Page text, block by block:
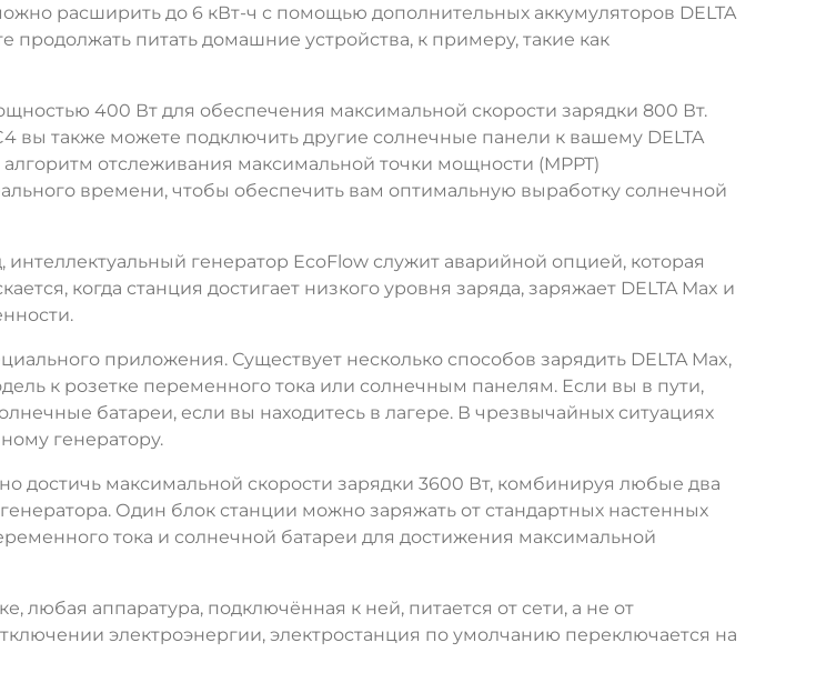
расширить до 6 кВт-ч с помощью дополнительных аккумуляторов DELTA
продолжать питать домашние устройства, к примеру, такие как
400 Вт для обеспечения максимальной скорости зарядки 800 Вт.
вы также можете подключить другие солнечные панели к вашему DELTA
отслеживания максимальной точки мощности (MPPT)
времени, чтобы обеспечить вам оптимальную выработку солнечной
генератор EcoFlow служит аварийной опцией, которая
когда станция достигает низкого уровня заряда, заряжает DELTA Max и
приложения. Существует несколько способов зарядить DELTA Max,
к розетке переменного тока или солнечным панелям. Если вы в пути,
батареи, если вы находитесь в лагере. В чрезвычайных ситуациях
генератору.
достичь максимальной скорости зарядки 3600 Вт, комбинируя любые два
Один блок станции можно заряжать от стандартных настенных
тока и солнечной батареи для достижения максимальной
любая аппаратура, подключённая к ней, питается от сети, а не от
электроэнергии, электростанция по умолчанию переключается на